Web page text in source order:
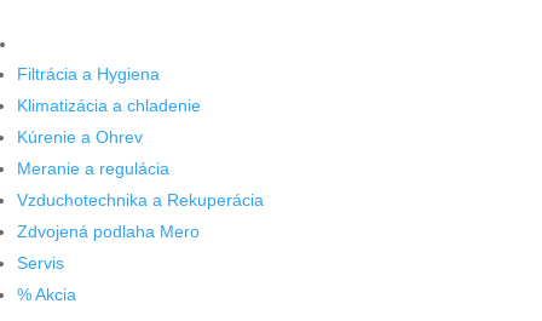
Filtrácia a Hygiena
Klimatizácia a chladenie
Kúrenie a Ohrev
Meranie a regulácia
Vzduchotechnika a Rekuperácia
Zdvojená podlaha Mero
Servis
% Akcia